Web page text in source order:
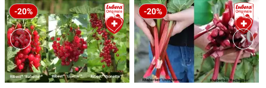
-20% -20%